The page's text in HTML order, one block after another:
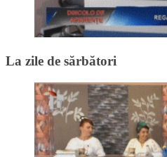
La zile de sărbători